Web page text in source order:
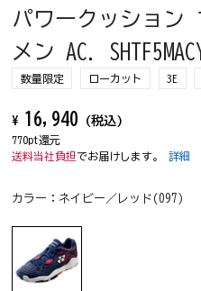
パワークッション
メン AC.
数量限定 ローカット 3E
¥ 16,940 (税込)
770pt還元
送料当社負担 でお届けします。詳細
カラー： ネイビー／レッド(097)